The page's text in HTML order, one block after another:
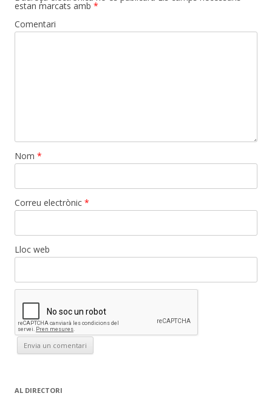
estan marcats amb *
Comentari
Nom *
Correu electrònic *
Lloc web
AL DIRECTORI